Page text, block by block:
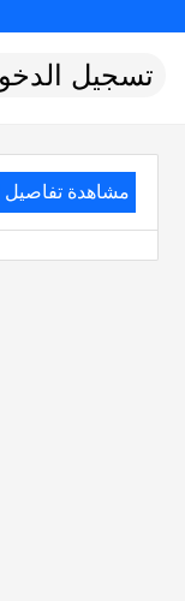
تسجيل
مشاهدة تفاصيل